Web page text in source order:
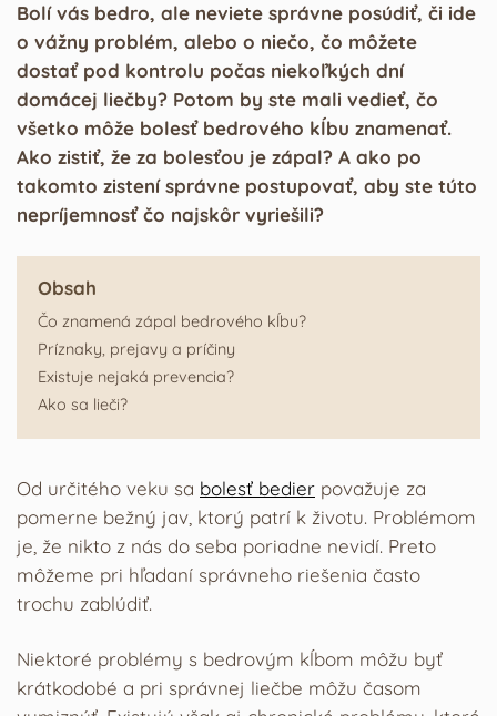
Bolí vás bedro, ale neviete správne posúdiť, či ide
o vážny problém, alebo o niečo, čo môžete
dostať pod kontrolu počas niekoľkých dní
domácej liečby? Potom by ste mali vedieť, čo
všetko môže bolesť bedrového kĺbu znamenať.
Ako zistiť, že za bolesťou je zápal? A ako po
takomto zistení správne postupovať, aby ste túto
nepríjemnosť čo najskôr vyriešili?
Obsah
Čo znamená zápal bedrového kĺbu?
Príznaky, prejavy a príčiny
Existuje nejaká prevencia?
Ako sa lieči?
Od určitého veku sa bolesť bedier považuje za
pomerne bežný jav, ktorý patrí k životu. Problémom
je, že nikto z nás do seba poriadne nevidí. Preto
môžeme pri hľadaní správneho riešenia často
trochu zablúdiť.
Niektoré problémy s bedrovým kĺbom môžu byť
krátkodobé a pri správnej liečbe môžu časom